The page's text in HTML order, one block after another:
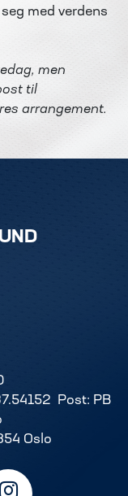
med verdens
men
til
arrangement.
Post: PB
Oslo